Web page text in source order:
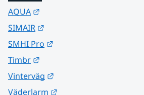
AQUA
SIMAIR
SMHI Pro
Timbr
Vinterväg
Väderlarm